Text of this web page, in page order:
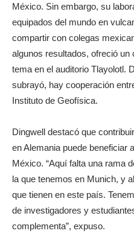
México. Sin embargo, su
equipados del mundo en
compartir con colegas
algunos resultados, ofreció
tema en el auditorio Tlayolotl.
subrayó, hay cooperación
Instituto de Geofísica.
Dingwell destacó que
en Alemania puede beneficiar
México. “Aquí falta una rama
la que tenemos en Munich, y
que tienen en este país.
de investigadores y
complementa”, expuso.